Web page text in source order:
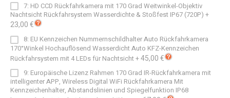
7: HD CCD Rückfahrkamera mit 170 Grad Weitwinkel-Objektiv
Nachtsicht Rückfahrsystem Wasserdichte & Stoßfest IP67 (720P) +
23,00 €
8: EU Kennzeichen Nummernschildhalter Auto Rückfahrkamera
170°Winkel Hochauflösend Wasserdicht Auto KFZ-Kennzeichen
Rückfahrsystem mit 4 LEDs für Nachtsicht+45,00 €
9: Europäische Lizenz Rahmen 170 Grad IR-Rückfahrkamera mit
intelligenter APP, Wireless Digital WiFi Rückfahrkamera Mit
Kennzeichenhalter, Abstandslinien und Spiegelfunktion IP68